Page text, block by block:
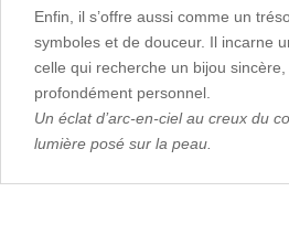
Enfin, il s’offre aussi comme un
symboles et de douceur. Il incarne
celle qui recherche un bijou
profondément personnel.
Un éclat d’arc-en-ciel au creux du
lumière posé sur la peau.